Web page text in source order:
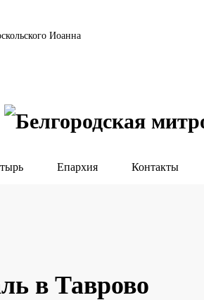
Иоанна
Епархия Контакты
в Таврово